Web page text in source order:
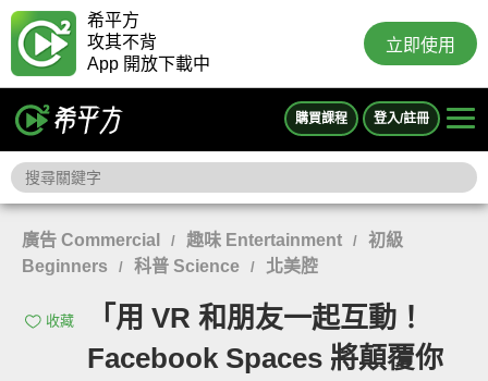
希平方
攻其不背
App 開放下載中
立即使用
購買課程 登入/註冊
廣告 Commercial / 趣味 Entertainment /
初級
Beginners
/ 科普 Science / 北美腔
收藏
「用 VR 和朋友一起互動！
Facebook Spaces 將顛覆你